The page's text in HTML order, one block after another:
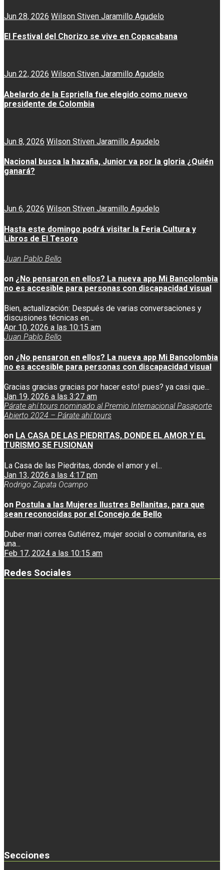
Jun 28, 2026 Wilson Stiven Jaramillo Agudelo
El Festival del Chorizo se vive en Copacabana
Jun 22, 2026 Wilson Stiven Jaramillo Agudelo
Abelardo de la Espriella fue elegido como nuevo
presidente de Colombia
Jun 8, 2026 Wilson Stiven Jaramillo Agudelo
Nacional busca la hazaña, Junior va por la gloria ¿Quién
ganará?
Jun 6, 2026 Wilson Stiven Jaramillo Agudelo
Hasta este domingo podrá visitar la Feria Cultura y
Libros de El Tesoro
Juan Pablo Bello
on ¿No pensaron en ellos? La nueva app Mi Bancolombia
no es accesible para personas con discapacidad visual
Bien, actualización: Después de varias conversaciones y
discusiones técnicas en...
Apr 10, 2026 a las 10:15 am
Juan Pablo Bello
on ¿No pensaron en ellos? La nueva app Mi Bancolombia
no es accesible para personas con discapacidad visual
Gracias gracias gracias por hacer esto! pues? ya casi que...
Jan 19, 2026 a las 3:27 am
Párate ahí tours nominado al Premio Internacional Pasaporte
Abierto 2024 – Párate ahí tours
on LA CASA DE LAS PIEDRITAS, DONDE EL AMOR Y EL
TURISMO SE FUSIONAN
La Casa de las Piedritas, donde el amor y el...
Jan 13, 2026 a las 4:17 pm
Rodrigo Zapata Ocampo
on Postula a las Mujeres Ilustres Bellanitas, para que
sean reconocidas por el Concejo de Bello
Duber mari correa Gutiérrez, mujer social o comunitaria, es
una...
Feb 17, 2024 a las 10:15 am
Redes Sociales
Secciones